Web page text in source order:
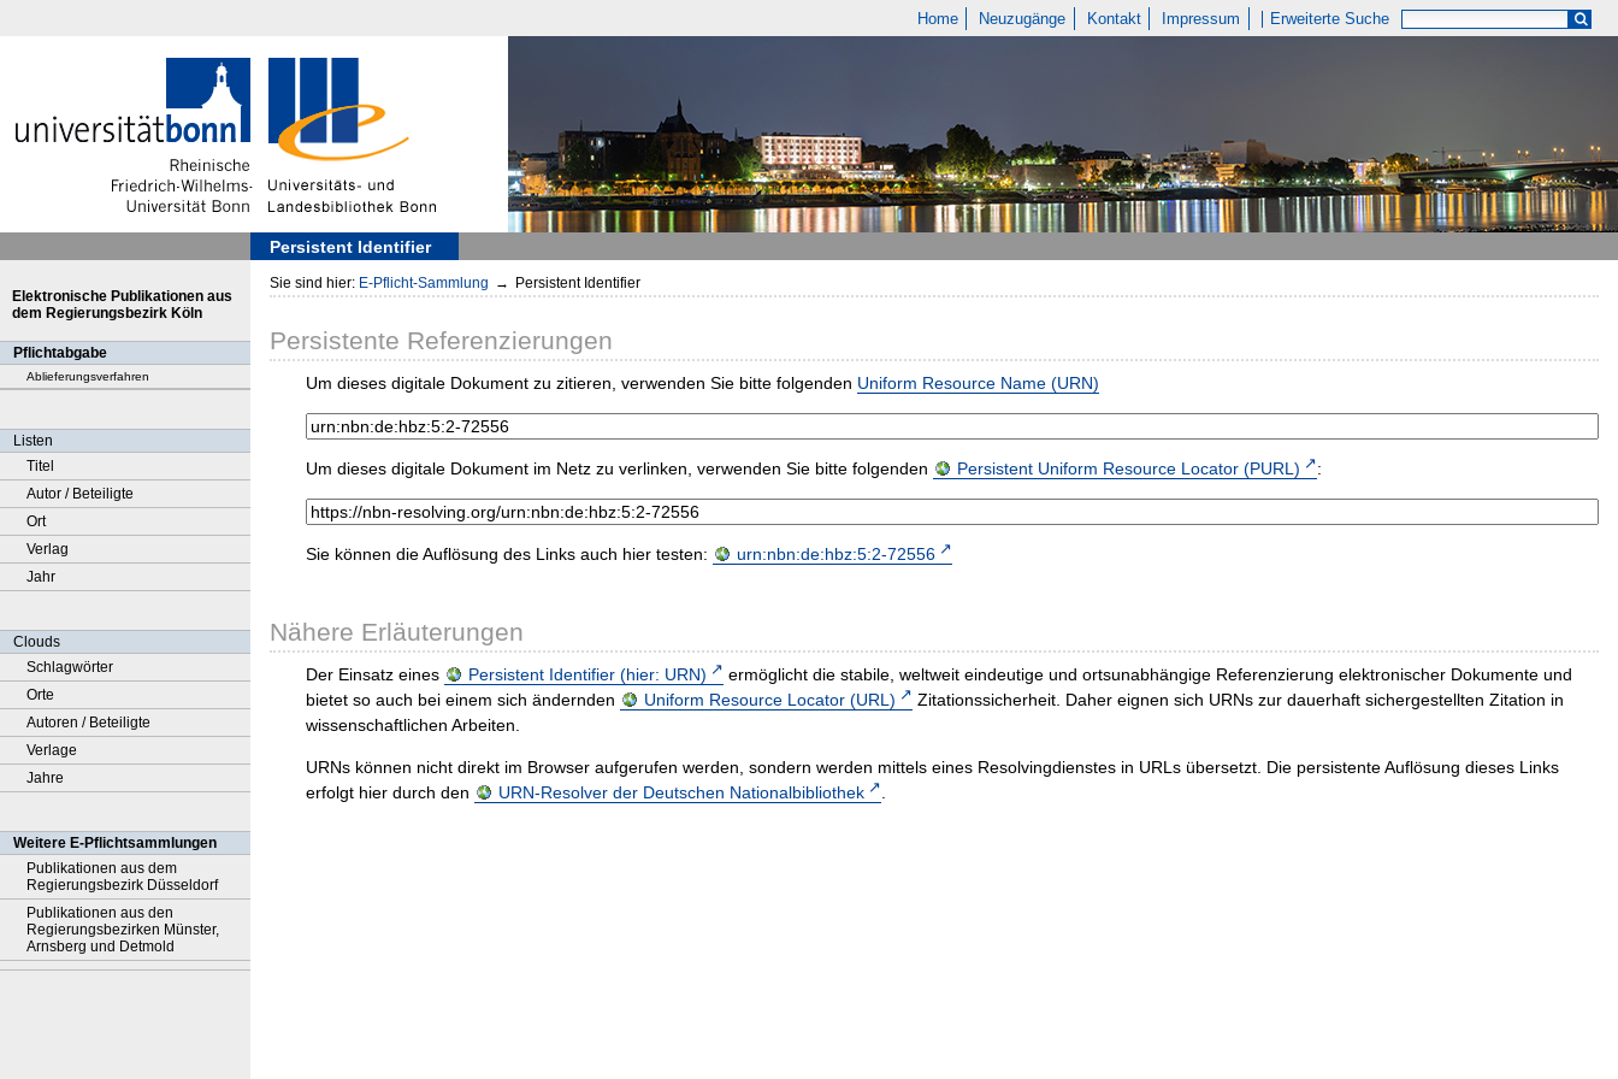
Home Neuzugänge Kontakt Impressum Erweiterte Suche
Persistent Identifier
Elektronische Publikationen aus
dem Regierungsbezirk Köln
Pflichtabgabe
Ablieferungsverfahren
Listen
Titel
Autor / Beteiligte
Ort
Verlag
Jahr
Clouds
Schlagwörter
Orte
Autoren / Beteiligte
Verlage
Jahre
Weitere E-Pflichtsammlungen
Publikationen aus dem
Regierungsbezirk Düsseldorf
Publikationen aus den
Regierungsbezirken Münster,
Arnsberg und Detmold
Sie sind hier: E-Pflicht-Sammlung → Persistent Identifier
Persistente Referenzierungen
Um dieses digitale Dokument zu zitieren, verwenden Sie bitte folgenden Uniform Resource Name (URN)
Um dieses digitale Dokument im Netz zu verlinken, verwenden Sie bitte folgenden Persistent Uniform Resource Locator (PURL) :
Sie können die Auflösung des Links auch hier testen: urn:nbn:de:hbz:5:2-72556
Nähere Erläuterungen
Der Einsatz eines Persistent Identifier (hier: URN)
ermöglicht die stabile, weltweit eindeutige und ortsunabhängige Referenzierung elektronischer Dokumente und
bietet so auch bei einem sich ändernden
Uniform Resource Locator (URL)
Zitationssicherheit. Daher eignen sich URNs zur dauerhaft sichergestellten Zitation in
wissenschaftlichen Arbeiten.
URNs können nicht direkt im Browser aufgerufen werden, sondern werden mittels eines Resolvingdienstes in URLs übersetzt. Die persistente Auflösung dieses Links
erfolgt hier durch den
URN-Resolver der Deutschen Nationalbibliothek .